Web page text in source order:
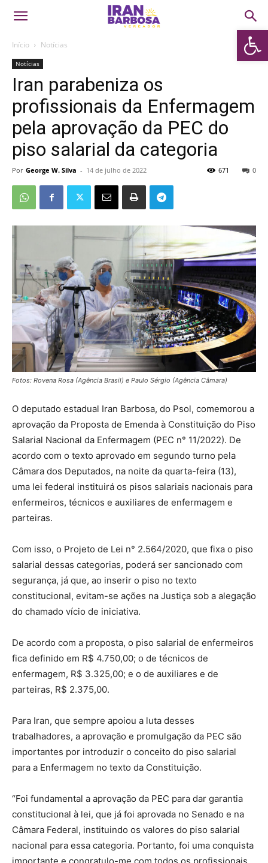
Abrir
Início Notícias
Notícias
Iran parabeniza os
profissionais da Enfermagem
pela aprovação da PEC do
piso salarial da categoria
Por George W. Silva - 14 de julho de 2022 0
671
Fotos: Rovena Rosa (Agência Brasil) e Paulo Sérgio (Agência Câmara)
O deputado estadual Iran Barbosa, do Psol, comemorou a
aprovação da Proposta de Emenda à Constituição do Piso
Salarial Nacional da Enfermagem (PEC n° 11/2022). De
acordo com o texto aprovado em segundo turno pela
Câmara dos Deputados, na noite da quarta-feira (13),
uma lei federal instituirá os pisos salariais nacionais para
enfermeiros, técnicos e auxiliares de enfermagem e
parteiras.
Com isso, o Projeto de Lei n° 2.564/2020, que fixa o piso
salarial dessas categorias, poderá ser sancionado com
segurança, já que, ao inserir o piso no texto
constitucional, evitam-se ações na Justiça sob a alegação
do chamado vício de iniciativa.
De acordo com a proposta, o piso salarial de enfermeiros
fica definido em R$ 4.750,00; o de técnicos de
enfermagem, R$ 3.325,00; e o de auxiliares e de
parteiras, R$ 2.375,00.
Para Iran, que sempre apoiou a luta desses
trabalhadores, a aprovação e promulgação da PEC são
importantes por introduzir o conceito do piso salarial
para a Enfermagem no texto da Constituição.
“Foi fundamental a aprovação da PEC para dar garantia
constitucional à lei, que já foi aprovada no Senado e na
Câmara Federal, instituindo os valores do piso salarial
nacional para essa categoria. Portanto, foi uma conquista